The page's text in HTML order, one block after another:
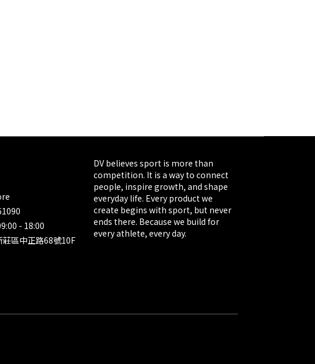
- 18:00
區中正路68號10F
DV believes sport is more than
competition. It is a way to connect
people, inspire growth, and shape
everyday life. Every product we
create begins with sport, but never
ends there. Because we build for
every athlete, every day.